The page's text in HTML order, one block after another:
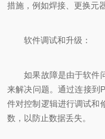
措施，例如焊接、更换元
软件调试和升级：
如果故障是由于软件问
来解决问题。通过连接到
件对控制逻辑进行调试和
数，以防止数据丢失。